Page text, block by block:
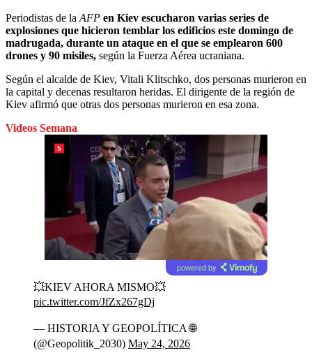
Periodistas de la AFP en Kiev escucharon varias series de
explosiones que hicieron temblar los edificios este domingo de
madrugada, durante un ataque en el que se emplearon 600
drones y 90 misiles, según la Fuerza Aérea ucraniana.
Según el alcalde de Kiev, Vitali Klitschko, dos personas murieron en
la capital y decenas resultaron heridas. El dirigente de la región de
Kiev afirmó que otras dos personas murieron en esa zona.
Videos Semana
powered by
💥KIEV AHORA MISMO💥
pic.twitter.com/JfZx267gDj
— HISTORIA Y GEOPOLÍTICA 🌐
(@Geopolitik_2030) May 24, 2026